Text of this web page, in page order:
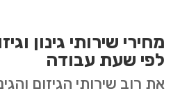
מחירי שירותי גינון
לפי שעת עבודה
את רוב שירותי הגיזום